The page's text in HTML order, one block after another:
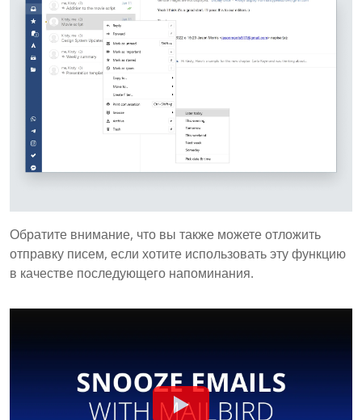
Обратите внимание, что вы также можете отложить
отправку писем, если хотите использовать эту функцию
в качестве последующего напоминания.